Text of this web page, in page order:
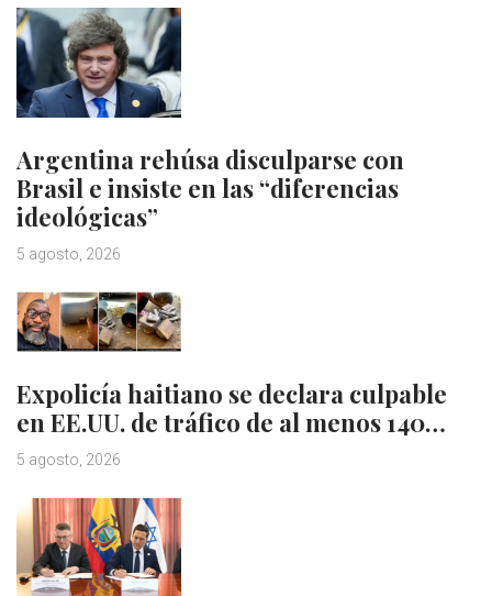
Argentina rehúsa disculparse con
Brasil e insiste en las “diferencias
ideológicas”
5 agosto, 2026
Expolicía haitiano se declara culpable
en EE.UU. de tráfico de al menos 140…
5 agosto, 2026